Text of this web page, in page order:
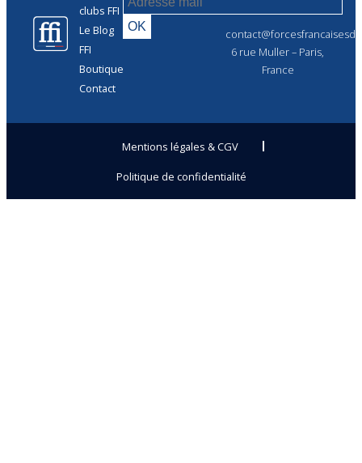
clubs FFI
Le Blog
FFI
Boutique
Contact
6 rue Muller – Paris,
France
Mentions légales & CGV
Politique de confidentialité